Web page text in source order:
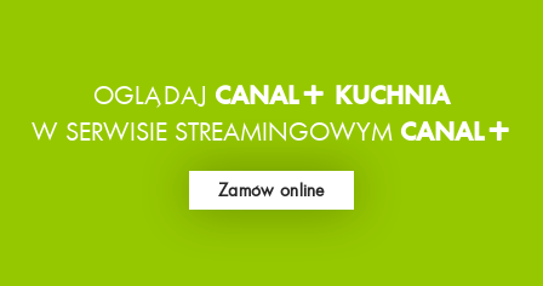
OGLĄDAJ CANAL+ KUCHNIA
W SERWISIE STREAMINGOWYM CANAL+
Zamów online